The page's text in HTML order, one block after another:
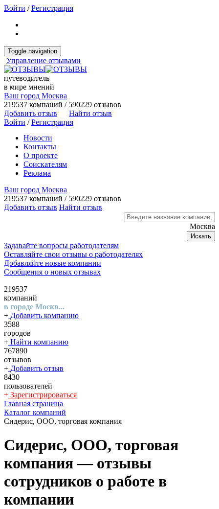
Войти /Регистрация
Toggle navigation
Управление отзывами
путеводитель
в мире мнений
Ваш город Москва
219537 компаний / 590229 отзывов
Добавить отзыв
Найти отзыв
Войти /Регистрация
Новости
Контакты
О проекте
Соискателям
Реклама
Ваш город Москва
219537 компаний / 590229 отзывов
Добавить отзыв Найти отзыв
Москва
Искать
Задавайте вопросы работодателям
Оставляйте свои отзывы о работодателях
Добавляйте новые компании
Сообщения о новых отзывах
219537
компаний
в городе Москв...
+ Добавить компанию
3588
городов
+ Найти компанию
767890
отзывов
+ Добавить отзыв
8430
пользователей
+ Зарегистрироваться
Главная страница
Каталог компаний
Сидерис, ООО, торговая компания
Сидерис, ООО, торговая
компания— отзывы
сотрудников о работе в
компании